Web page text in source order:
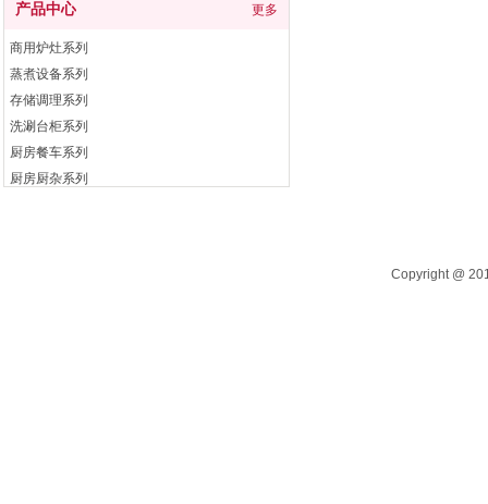
产品中心 更多
商用炉灶系列
蒸煮设备系列
存储调理系列
洗涮台柜系列
厨房餐车系列
厨房厨杂系列
Copyright @